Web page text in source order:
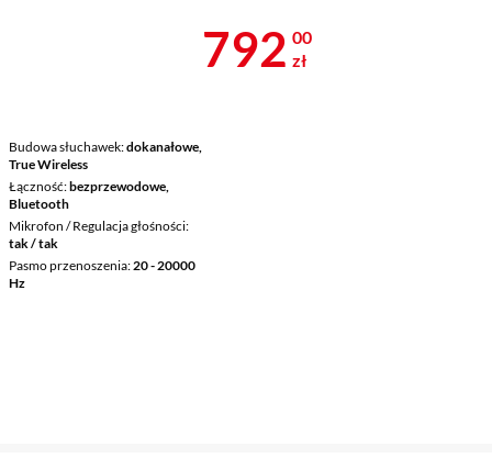
Budowa słuchawek dokanałowe,
True Wireless
Łączność bezprzewodowe,
Bluetooth
Mikrofon / Regulacja głośności
tak / tak
Pasmo przenoszenia 20 - 20000
Hz
Cena 792 zł
792 00
zł